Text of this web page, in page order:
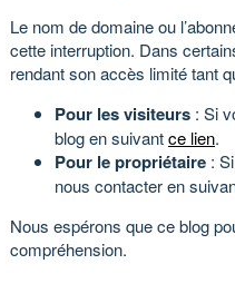
Le nom de domaine ou
cette interruption. Dans
rendant son accès limité tant
Pour les visiteurs : Si
blog en suivantce lien.
Pour le propriétaire :
nous contacter en
Nous espérons que ce blog
compréhension.